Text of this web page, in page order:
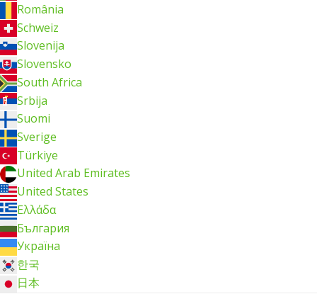
România
Schweiz
Slovenija
Slovensko
South Africa
Srbija
Suomi
Sverige
Türkiye
United Arab Emirates
United States
Ελλάδα
България
Україна
한국
日本